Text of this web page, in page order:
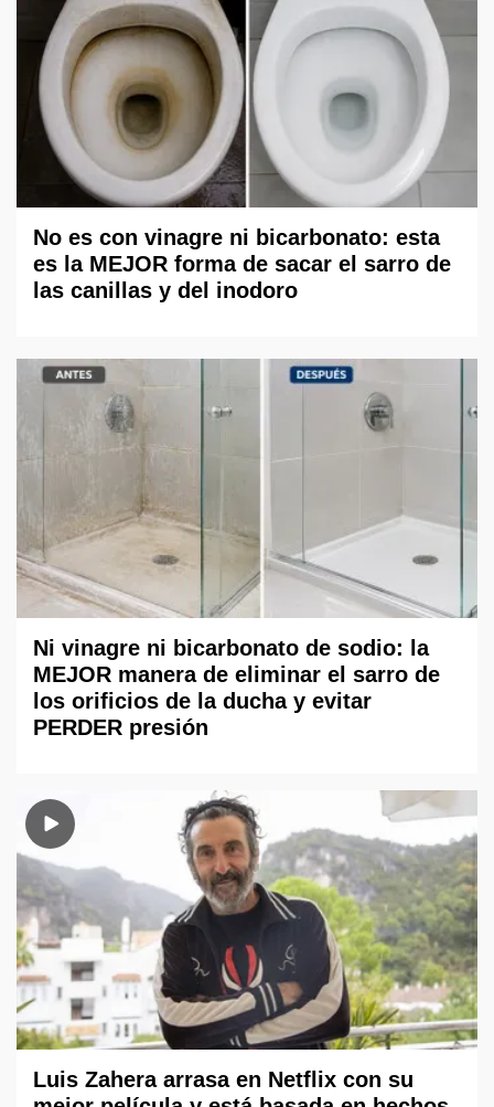
No es con vinagre ni bicarbonato: esta
es la MEJOR forma de sacar el sarro de
las canillas y del inodoro
Ni vinagre ni bicarbonato de sodio: la
MEJOR manera de eliminar el sarro de
los orificios de la ducha y evitar
PERDER presión
Luis Zahera arrasa en Netflix con su